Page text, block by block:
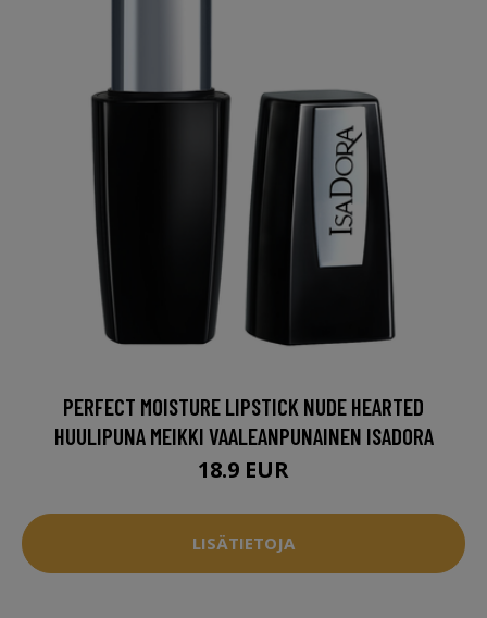
PERFECT MOISTURE LIPSTICK NUDE HEARTED
HUULIPUNA MEIKKI VAALEANPUNAINEN ISADORA
18.9 EUR
LISÄTIETOJA